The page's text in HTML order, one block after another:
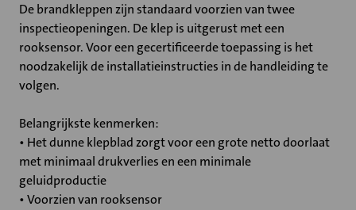
De brandkleppen zijn standaard voorzien van twee
inspectieopeningen. De klep is uitgerust met een
rooksensor. Voor een gecertificeerde toepassing is het
noodzakelijk de installatieinstructies in de handleiding te
volgen.
Belangrijkste kenmerken:
• Het dunne klepblad zorgt voor een grote netto doorlaat
met minimaal drukverlies en een minimale
geluidproductie
• Voorzien van rooksensor